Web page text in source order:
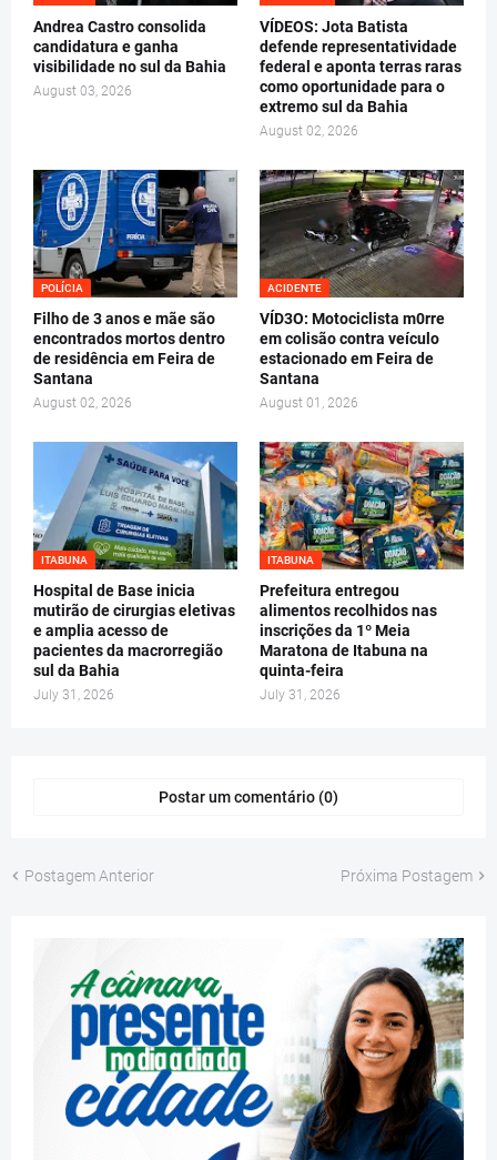
Andrea Castro consolida
candidatura e ganha
visibilidade no sul da Bahia
August 03, 2026
VÍDEOS: Jota Batista
defende representatividade
federal e aponta terras raras
como oportunidade para o
extremo sul da Bahia
August 02, 2026
POLÍCIA
Filho de 3 anos e mãe são
encontrados mortos dentro
de residência em Feira de
Santana
August 02, 2026
ACIDENTE
VÍD3O: Motociclista m0rre
em colisão contra veículo
estacionado em Feira de
Santana
August 01, 2026
ITABUNA
Hospital de Base inicia
mutirão de cirurgias eletivas
e amplia acesso de
pacientes da macrorregião
sul da Bahia
July 31, 2026
ITABUNA
Prefeitura entregou
alimentos recolhidos nas
inscrições da 1º Meia
Maratona de Itabuna na
quinta-feira
July 31, 2026
Postar um comentário (0)
Postagem Anterior Próxima Postagem